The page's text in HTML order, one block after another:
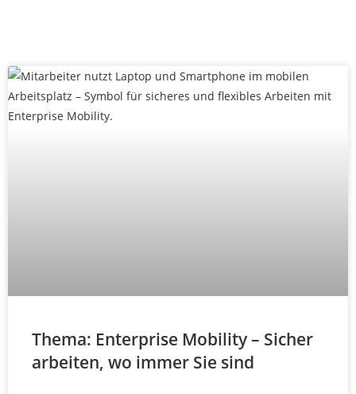
Thema: Enterprise Mobility – Sicher
arbeiten, wo immer Sie sind